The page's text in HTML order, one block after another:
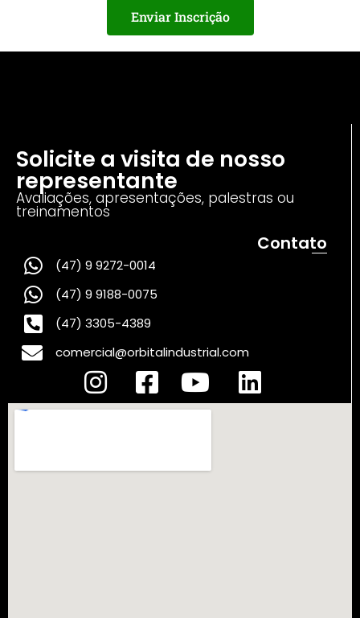
Enviar Inscrição
Solicite a visita de nosso
representante
Avaliações, apresentações, palestras ou
treinamentos
Contato
(47) 9 9272-0014
(47) 9 9188-0075
(47) 3305-4389
comercial@orbitalindustrial.com